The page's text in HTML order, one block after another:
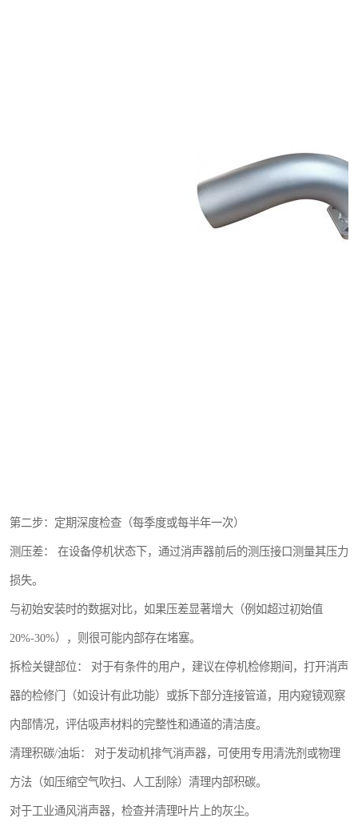
第二步：定期深度检查（每季度或每半年一次）
测压差： 在设备停机状态下，通过消声器前后的测压接口测量其压力
损失。
与初始安装时的数据对比，如果压差显著增大（例如超过初始值
20%-30%），则很可能内部存在堵塞。
拆检关键部位： 对于有条件的用户，建议在停机检修期间，打开消声
器的检修门（如设计有此功能）或拆下部分连接管道，用内窥镜观察
内部情况，评估吸声材料的完整性和通道的清洁度。
清理积碳/油垢： 对于发动机排气消声器，可使用专用清洗剂或物理
方法（如压缩空气吹扫、人工刮除）清理内部积碳。
对于工业通风消声器，检查并清理叶片上的灰尘。